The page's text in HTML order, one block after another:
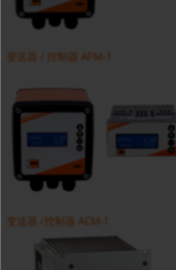
变送器 / 控制器 APM-1
变送器 /控制器 ACM-1